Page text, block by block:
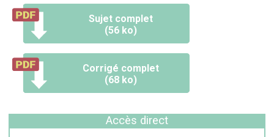
Sujet complet
(56 ko)
Corrigé complet
(68 ko)
Accès direct